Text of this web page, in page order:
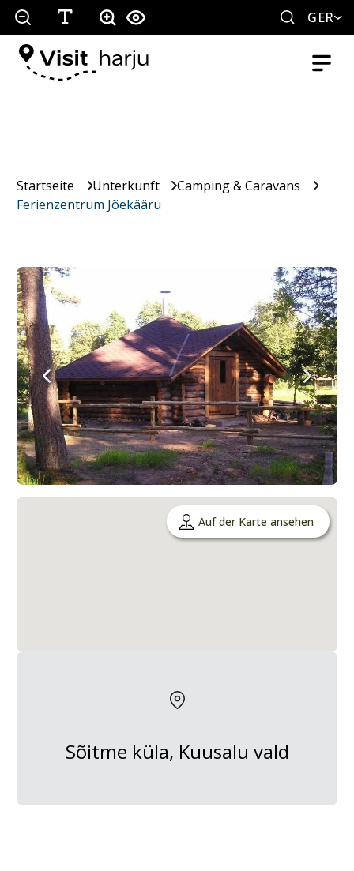
GER
Startseite Unterkunft
Camping & Caravans
Ferienzentrum Jõekääru
Auf der Karte ansehen
Sõitme küla, Kuusalu vald